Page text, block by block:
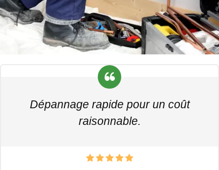
Dépannage rapide pour un coût
raisonnable.